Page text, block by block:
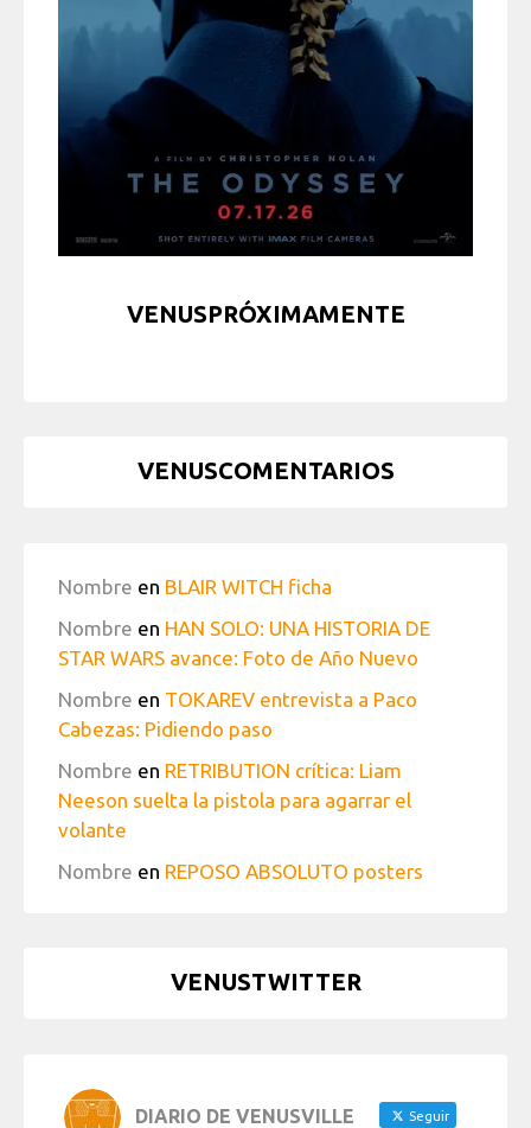
VENUSPRÓXIMAMENTE
VENUSCOMENTARIOS
Nombre en BLAIR WITCH ficha
Nombre en HAN SOLO: UNA HISTORIA DE
STAR WARS avance: Foto de Año Nuevo
Nombre en TOKAREV entrevista a Paco
Cabezas: Pidiendo paso
Nombre en RETRIBUTION crítica: Liam
Neeson suelta la pistola para agarrar el
volante
Nombre en REPOSO ABSOLUTO posters
VENUSTWITTER
DIARIO DE VENUSVILLE Seguir